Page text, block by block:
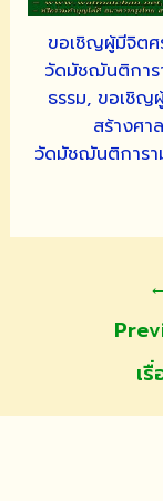
ขอเชิญผู้มีจิตศ
วัดมัชฌันติการ
ธรรม, ขอเชิ
สร้างศา
วัดมัชฌันติการา
เ